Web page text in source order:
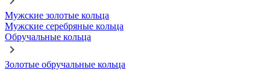
Мужские золотые кольца
Мужские серебряные кольца
Обручальные кольца
Золотые обручальные кольца